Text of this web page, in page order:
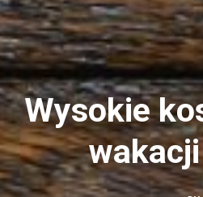
Wysokie